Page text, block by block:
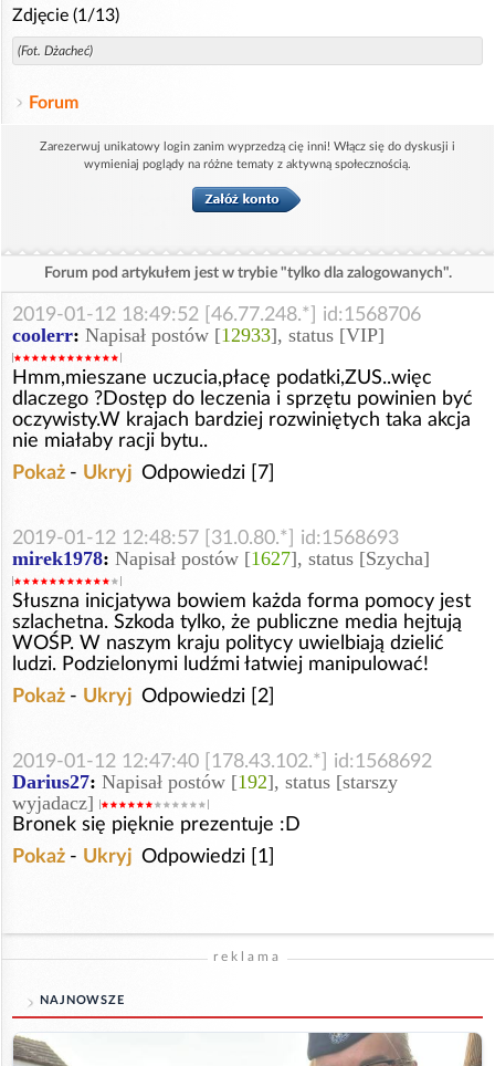
Zdjęcie (1/13)
(Fot. Dżacheć)
Forum
Zarezerwuj unikatowy login zanim wyprzedzą cię inni! Włącz się do dyskusji i
wymieniaj poglądy na różne tematy z aktywną społecznością.
Forum pod artykułem jest w trybie "tylko dla zalogowanych".
2019-01-12 18:49:52 [46.77.248.*] id:1568706
coolerr: Napisał postów [12933], status [VIP]
Hmm,mieszane uczucia,płacę podatki,ZUS..więc
dlaczego ?Dostęp do leczenia i sprzętu powinien być
oczywisty.W krajach bardziej rozwiniętych taka akcja
nie miałaby racji bytu..
Pokaż - Ukryj Odpowiedzi [7]
2019-01-12 12:48:57 [31.0.80.*] id:1568693
mirek1978: Napisał postów [1627], status [Szycha]
Słuszna inicjatywa bowiem każda forma pomocy jest
szlachetna. Szkoda tylko, że publiczne media hejtują
WOŚP. W naszym kraju politycy uwielbiają dzielić
ludzi. Podzielonymi ludźmi łatwiej manipulować!
Pokaż - Ukryj Odpowiedzi [2]
2019-01-12 12:47:40 [178.43.102.*] id:1568692
Darius27: Napisał postów [192], status [starszy
wyjadacz]
Bronek się pięknie prezentuje :D
Pokaż - Ukryj Odpowiedzi [1]
reklama
NAJNOWSZE